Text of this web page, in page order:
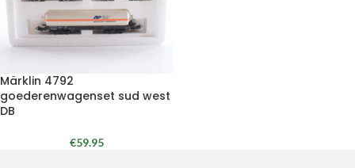
Märklin 4792
goederenwagenset sud west
DB
€59.95